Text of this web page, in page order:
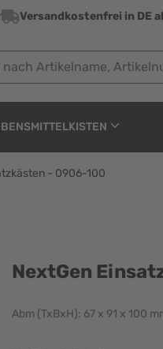
Versandkostenfrei in DE
Artikelname, Artikelnummer,
- 0906-100
0906-100
NextGen
Abm (TxBxH): 67 x 91 x 100